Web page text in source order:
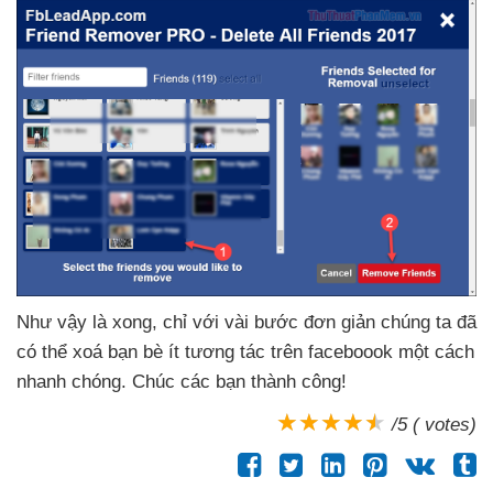
Như vậy là xong, chỉ với vài bước đơn giản chúng ta đã
có thể xoá bạn bè ít tương tác trên faceboook một cách
nhanh chóng. Chúc các bạn thành công!
/5 ( votes)